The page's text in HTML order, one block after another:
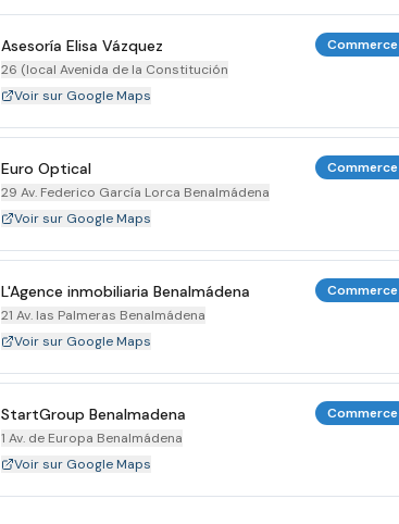
Asesoría Elisa Vázquez
26 (local Avenida de la Constitución
Commerce
Voir sur Google Maps
Euro Optical
29 Av. Federico García Lorca Benalmádena
Commerce
Voir sur Google Maps
L'Agence inmobiliaria Benalmádena
21 Av. las Palmeras Benalmádena
Commerce
Voir sur Google Maps
StartGroup Benalmadena
1 Av. de Europa Benalmádena
Commerce
Voir sur Google Maps